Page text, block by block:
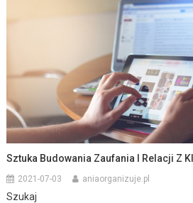
Sztuka Budowania Zaufania I Relacji Z
2021-07-03 aniaorganizuje.pl
Szukaj